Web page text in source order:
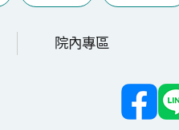
院內專區